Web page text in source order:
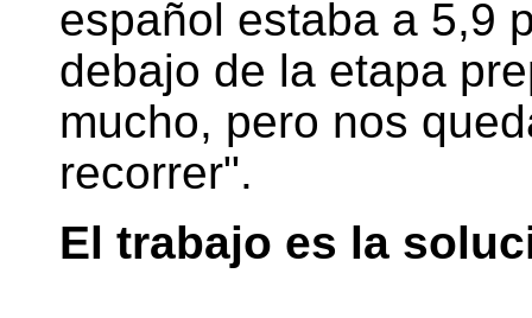
español estaba a 5,9
debajo de la etapa
mucho, pero nos
recorrer".
El trabajo es la